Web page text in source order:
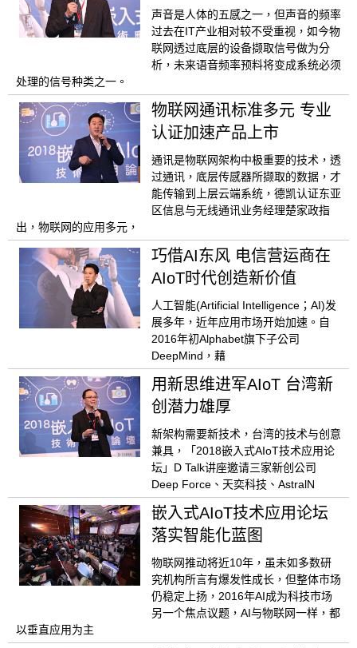
声音是人体的五感之一，但声音的频率
过去在IT产业相对较不受重视，如今物
联网透过底层的设备撷取信号做为分
析，未来语音频率预料将变成系统必须
处理的信号种类之一。
物联网通讯标准多元 专业
认证加速产品上市
通讯是物联网架构中极重要的技术，透
过通讯，底层传感器所撷取的数据，才
能传输到上层云端系统，德凯认证东亚
区信息与无线通讯业务经理楚家政指
出，物联网的应用多元，
巧借AI东风 电信营运商在
AIoT时代创造新价值
人工智能(Artificial Intelligence；AI)发
展多年，近年应用市场开始加速。自
2016年初Alphabet旗下子公司
DeepMind，藉
用新思维进军AIoT 台湾新
创潜力雄厚
新架构需要新技术，台湾的技术与创意
兼具，「2018嵌入式AIoT技术应用论
坛」D Talk讲座邀请三家新创公司
Deep Force、天奕科技、AstralN
嵌入式AIoT技术应用论坛
落实智能化蓝图
物联网推动将近10年，虽未如多数研
究机构所言有爆发性成长，但整体市场
仍稳定上扬，2016年AI成为科技市场
另一个焦点议题，AI与物联网一样，都
以垂直应用为主